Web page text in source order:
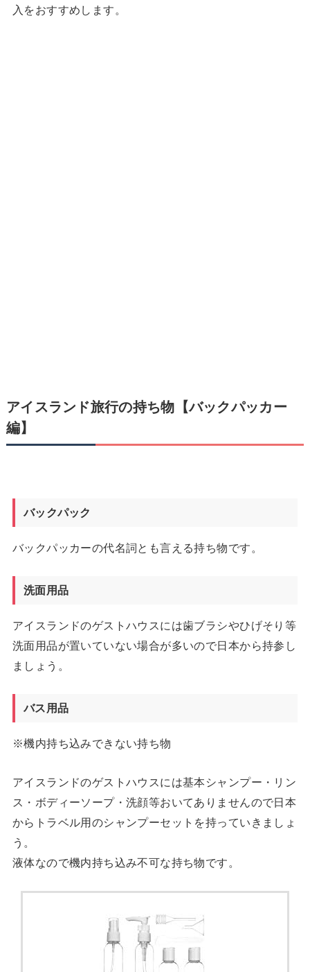
入をおすすめします。
アイスランド旅行の持ち物【バックパッカー
編】
バックパック
バックパッカーの代名詞とも言える持ち物です。
洗面用品
アイスランドのゲストハウスには歯ブラシやひげそり等
洗面用品が置いていない場合が多いので日本から持参し
ましょう。
バス用品
※機内持ち込みできない持ち物
アイスランドのゲストハウスには基本シャンプー・リン
ス・ボディーソープ・洗顔等おいてありませんので日本
からトラベル用のシャンプーセットを持っていきましょ
う。
液体なので機内持ち込み不可な持ち物です。